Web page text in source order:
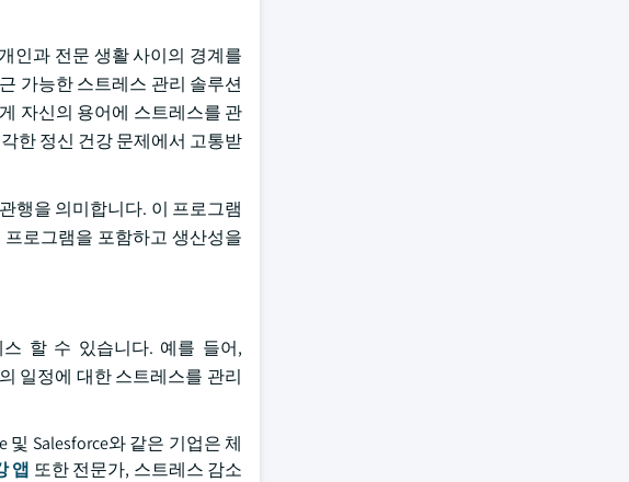
인과 전문 생활 사이의 경계를
가능한 스트레스 관리 솔루션
자신의 용어에 스트레스를 관
한 정신 건강 문제에서 고통받
행을 의미합니다. 이 프로그램
로그램을 포함하고 생산성을
할 수 있습니다. 예를 들어,
일정에 대한 스트레스를 관리
Salesforce와 같은 기업은 체
앱 또한 전문가, 스트레스 감소